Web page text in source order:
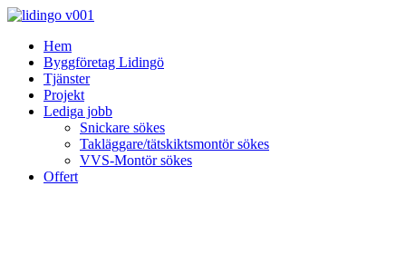
Skip
contentHem
Byggföretag Lidingö
Tjänster
Projekt
Lediga jobb
Snickare sökes
Takläggare/tätskiktsmontör sökes
VVS-Montör sökes
Offert